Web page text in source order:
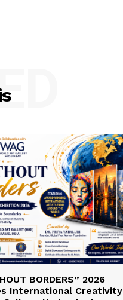
BORDERS” 2026
International